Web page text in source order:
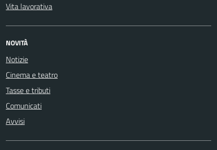
Vita lavorativa
NOVITÀ
Notizie
Cinema e teatro
Tasse e tributi
Comunicati
Avvisi